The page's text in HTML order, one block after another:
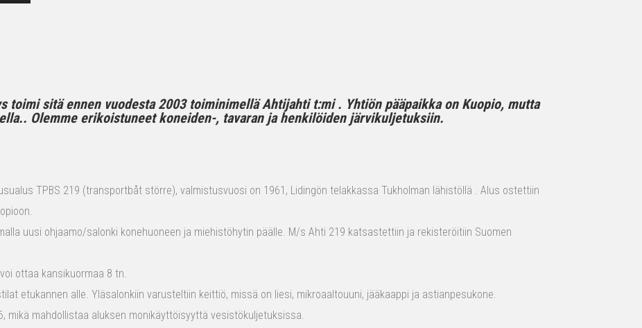
toimi sitä ennen vuodesta 2003 toiminimellä Ahtijahti t:mi . Yhtiön pääpaikka on Kuopio, mutta
Olemme erikoistuneet koneiden-, tavaran ja henkilöiden järvikuljetuksiin.
TPBS 219 (transportbåt större), valmistusvuosi on 1961, Lidingön telakkassa Tukholman lähistöllä . Alus ostettiin
uusi ohjaamo/salonki konehuoneen ja miehistöhytin päälle. M/s Ahti 219 katsastettiin ja rekisteröitiin Suomen
ottaa kansikuormaa 8 tn.
etukannen alle. Yläsalonkiin varusteltiin keittiö, missä on liesi, mikroaaltouuni, jääkaappi ja astianpesukone.
mikä mahdollistaa aluksen monikäyttöisyyttä vesistökuljetuksissa.